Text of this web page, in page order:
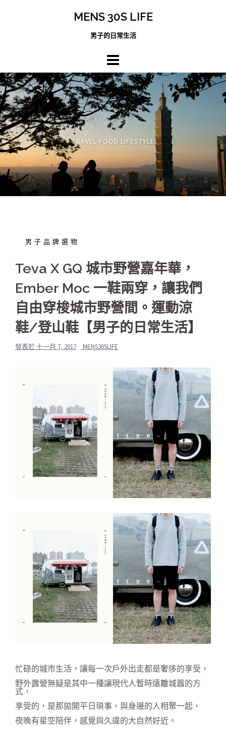
MENS 30S LIFE
男子的日常生活
TRAVEL FOOD LIFESTYLE
男子品牌選物
Teva X GQ 城市野營嘉年華，
Ember Moc 一鞋兩穿，讓我們
自由穿梭城市野營間。運動涼
鞋/登山鞋【男子的日常生活】
發表於十一月 7, 2017 MENS30SLIFE
忙碌的城市生活，讓每一次戶外出走都是奢侈的享受，
野外露營無疑是其中一種讓現代人暫時遠離城囂的方
式，
享受的，是那拋開平日瑣事，與身邊的人相聚一起，
夜晚有星空陪伴，感覺與久違的大自然好近。